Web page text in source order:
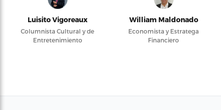
Luisito Vigoreaux
Columnista Cultural y de
Entretenimiento
William Maldonado
Economista y Estratega
Financiero